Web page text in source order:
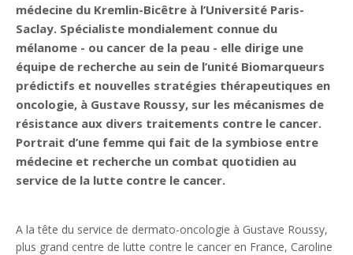
médecine du Kremlin-Bicêtre à l’Université Paris-
Saclay. Spécialiste mondialement connue du
mélanome - ou cancer de la peau - elle dirige une
équipe de recherche au sein de l’unité Biomarqueurs
prédictifs et nouvelles stratégies thérapeutiques en
oncologie, à Gustave Roussy, sur les mécanismes de
résistance aux divers traitements contre le cancer.
Portrait d’une femme qui fait de la symbiose entre
médecine et recherche un combat quotidien au
service de la lutte contre le cancer.
A la tête du service de dermato-oncologie à Gustave Roussy,
plus grand centre de lutte contre le cancer en France, Caroline